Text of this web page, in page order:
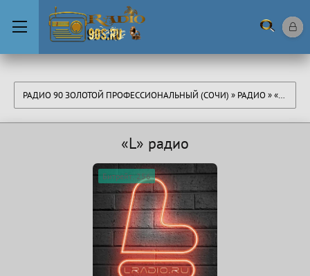
РАДИО 90 ЗОЛОТОЙ ПРОФЕССИОНАЛЬНЫЙ (СОЧИ) » РАДИО» «L» РАДИО
«L» радио
Битрейт: 256